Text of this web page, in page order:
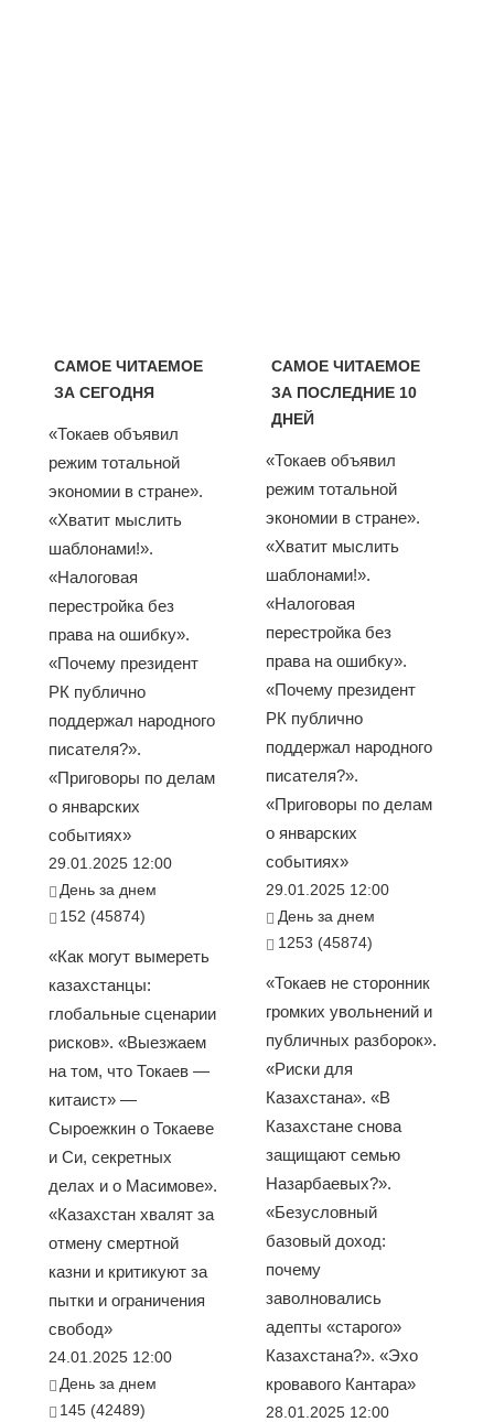
САМОЕ ЧИТАЕМОЕ
ЗА СЕГОДНЯ
«Токаев объявил
режим тотальной
экономии в стране».
«Хватит мыслить
шаблонами!».
«Налоговая
перестройка без
права на ошибку».
«Почему президент
РК публично
поддержал народного
писателя?».
«Приговоры по делам
о январских
событиях»
29.01.2025 12:00
День за днем
152 (45874)
«Как могут вымереть
казахстанцы:
глобальные сценарии
рисков». «Выезжаем
на том, что Токаев —
китаист» —
Сыроежкин о Токаеве
и Си, секретных
делах и о Масимове».
«Казахстан хвалят за
отмену смертной
казни и критикуют за
пытки и ограничения
свобод»
24.01.2025 12:00
День за днем
145 (42489)
САМОЕ ЧИТАЕМОЕ
ЗА ПОСЛЕДНИЕ 10
ДНЕЙ
«Токаев объявил
режим тотальной
экономии в стране».
«Хватит мыслить
шаблонами!».
«Налоговая
перестройка без
права на ошибку».
«Почему президент
РК публично
поддержал народного
писателя?».
«Приговоры по делам
о январских
событиях»
29.01.2025 12:00
День за днем
1253 (45874)
«Токаев не сторонник
громких увольнений и
публичных разборок».
«Риски для
Казахстана». «В
Казахстане снова
защищают семью
Назарбаевых?».
«Безусловный
базовый доход:
почему
заволновались
адепты «старого»
Казахстана?». «Эхо
кровавого Кантара»
28.01.2025 12:00